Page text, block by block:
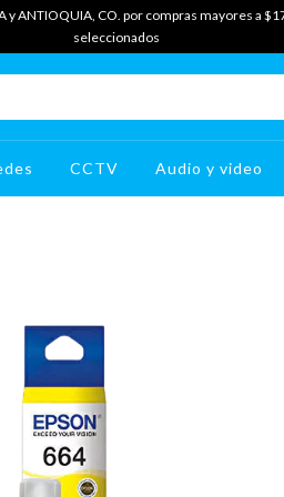
y ANTIOQUIA, CO. por compras mayores a
seleccionados
CCTV Audio y video